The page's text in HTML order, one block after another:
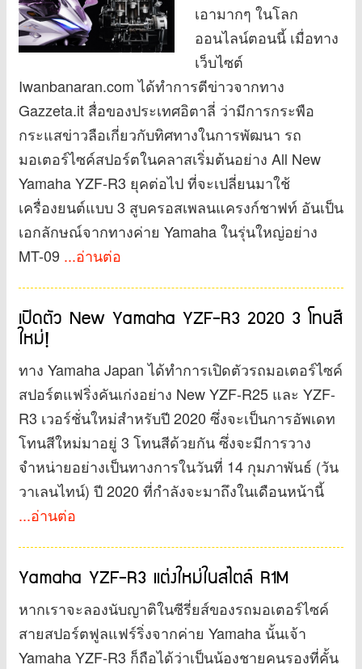
เอามากๆ ในโลก
ออนไลน์ตอนนี้ เมื่อทาง
เว็บไซต์
Iwanbanaran.com ได้ทำการตีข่าวจากทาง
Gazzeta.it สื่อของประเทศอิตาลี่ ว่ามีการกระพือ
กระแสข่าวลือเกี่ยวกับทิศทางในการพัฒนา รถ
มอเตอร์ไซค์สปอร์ตในคลาสเริ่มต้นอย่าง All New
Yamaha YZF-R3 ยุคต่อไป ที่จะเปลี่ยนมาใช้
เครื่องยนต์แบบ 3 สูบครอสเพลนแครงก์ชาฟท์ อันเป็น
เอกลักษณ์จากทางค่าย Yamaha ในรุ่นใหญ่อย่าง
MT-09 ...อ่านต่อ
เปิดตัว New Yamaha YZF-R3 2020 3 โทนสี
ใหม่!
ทาง Yamaha Japan ได้ทำการเปิดตัวรถมอเตอร์ไซค์
สปอร์ตแฟริ่งคันเก่งอย่าง New YZF-R25 และ YZF-
R3 เวอร์ชั่นใหม่สำหรับปี 2020 ซึ่งจะเป็นการอัพเดท
โทนสีใหม่มาอยู่ 3 โทนสีด้วยกัน ซึ่งจะมีการวาง
จำหน่ายอย่างเป็นทางการในวันที่ 14 กุมภาพันธ์ (วัน
วาเลนไทน์) ปี 2020 ที่กำลังจะมาถึงในเดือนหน้านี้
...อ่านต่อ
Yamaha YZF-R3 แต่งใหม่ในสไตล์ R1M
หากเราจะลองนับญาติในซีรี่ยส์ของรถมอเตอร์ไซค์
สายสปอร์ตฟูลแฟร์ริ่งจากค่าย Yamaha นั้นเจ้า
Yamaha YZF-R3 ก็ถือได้ว่าเป็นน้องชายคนรองที่คั้น